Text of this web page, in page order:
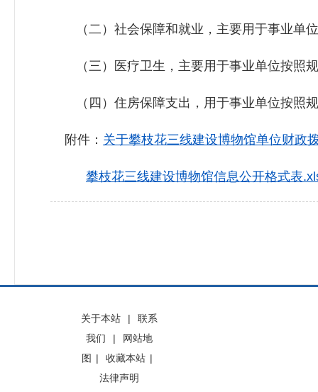
（二）社会保障和就业，主要用于事业单
（三）医疗卫生，主要用于事业单位按照规
（四）住房保障支出，用于事业单位按照规
附件： 关于攀枝花三线建设博物馆单位财政
攀枝花三线建设博物馆信息公开格式表
关于本站 |
联系
我们
|
网站地
图 | 收藏本站 |
法律声明